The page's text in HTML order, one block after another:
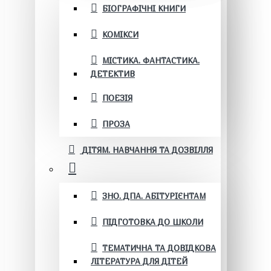
БІОГРАФІЧНІ КНИГИ
КОМІКСИ
МІСТИКА. ФАНТАСТИКА.
ДЕТЕКТИВ
ПОЕЗІЯ
ПРОЗА
ДІТЯМ. НАВЧАННЯ ТА ДОЗВІЛЛЯ
ЗНО. ДПА. АБІТУРІЄНТАМ
ПІДГОТОВКА ДО ШКОЛИ
ТЕМАТИЧНА ТА ДОВІДКОВА
ЛІТЕРАТУРА ДЛЯ ДІТЕЙ